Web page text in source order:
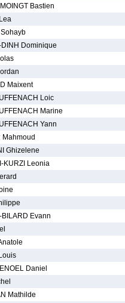
Bastien
DINH Dominique
Maixent
Loic
Marine
Yann
Mahmoud
Ghizelene
KURZI Leonia
BILARD Evann
Daniel
Mathilde